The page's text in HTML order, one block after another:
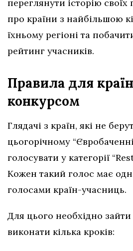
переглянути історію своїх
про країни з найбільшою
їхньому регіоні та
рейтинг учасників.
Правила для
конкурсом
Глядачі з країн, які не
цьогорічному
голосувати у категорії
Кожен такий голос має
голосами країн-учасниць.
Для цього необхідно зайти
виконати кілька кроків: